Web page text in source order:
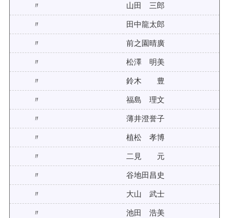
〃 山田 三郎
〃 田中龍太郎
〃 前之園晴廣
〃 松澤 明美
〃 鈴木 豊
〃 福島 理文
〃 薄井澄誉子
〃 植松 孝博
〃 二見 元
〃 谷地田昌史
〃 大山 武士
〃 池田 浩美